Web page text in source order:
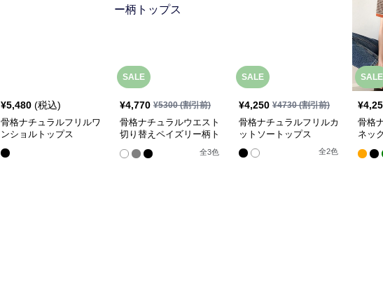
¥5,480 (税込)
骨格ナチュラルフリルワ
ンショルトップス
SALE
¥4,770 ¥5300(割引前)
骨格ナチュラルウエスト
切り替えペイズリー柄ト
全3色
SALE
¥4,250 ¥4730(割引前)
骨格ナチュラルフリルカ
ットソートップス
全2色
SALE
¥
骨格
ネッ